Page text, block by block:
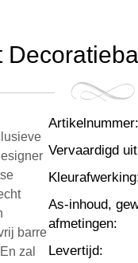
Artikelnummer
Vervaardigd uit
Kleurafwerking
As-inhoud,
afmetingen:
Levertijd:
barre
zal